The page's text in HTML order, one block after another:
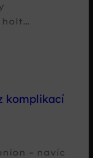
holt…
komplikací
– navíc